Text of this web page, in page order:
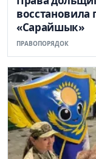
восстановила
«Сарайшык»
ПРАВОПОРЯДОК